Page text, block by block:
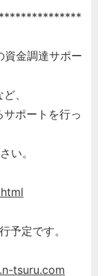
金調達サポー
ど、
ポートを行っ
い。
定です。
tsuru.com